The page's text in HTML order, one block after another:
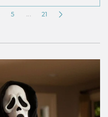
5 21
...